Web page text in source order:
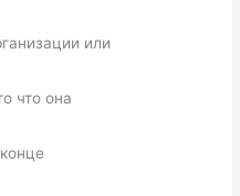
или
что она